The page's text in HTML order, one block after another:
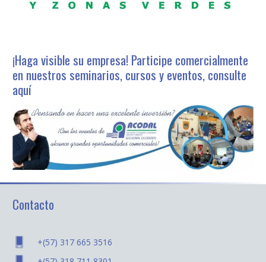
¡Haga visible su empresa! Participe comercialmente
en nuestros seminarios, cursos y eventos, consulte
aquí
Contacto
+(57) 317 665 3516